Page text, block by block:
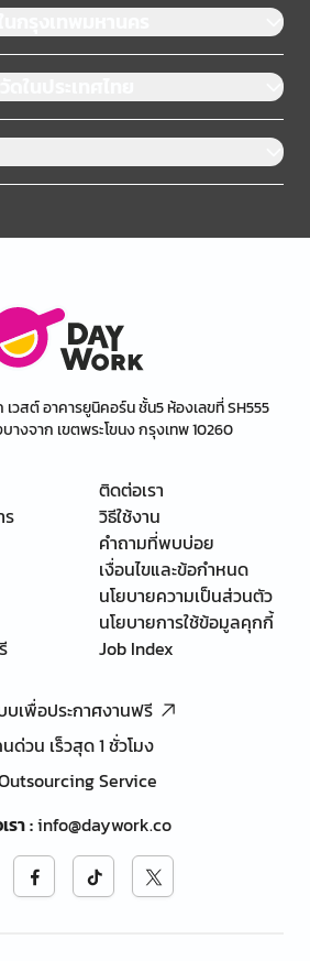
กรุงเทพมหานคร
นประเทศไทย
เวสต์ อาคารยูนิคอร์น ชั้น5 ห้องเลขที่ SH555
งจาก เขตพระโขนง กรุงเทพ 10260
ร
ติดต่อเรา
วิธีใช้งาน
คำถามที่พบบ่อย
เงื่อนไขและข้อกำหนด
นโยบายความเป็นส่วนตัว
นโยบายการใช้ข้อมูลคุกกี้
Job Index
บเพื่อประกาศงานฟรี
ด่วน เร็วสุด 1 ชั่วโมง
Service
รา:info@daywork.co